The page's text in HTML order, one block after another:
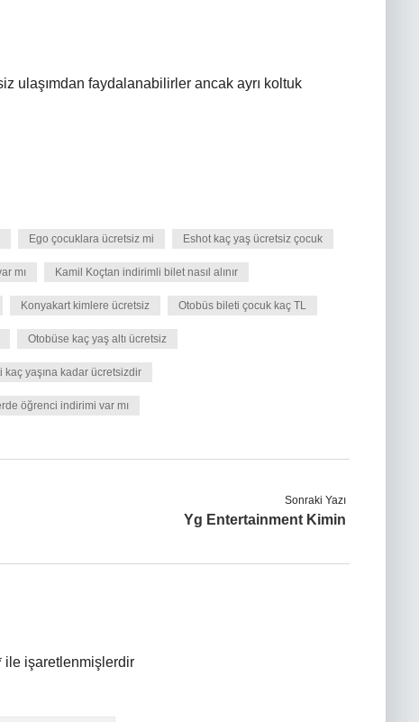
ulaşımdan faydalanabilirler ancak ayrı koltuk
Ego çocuklara ücretsiz mi Eshot kaç yaş ücretsiz çocuk
mı Kamil Koçtan indirimli bilet nasıl alınır
Konyakart kimlere ücretsiz Otobüs bileti çocuk kaç TL
Otobüse kaç yaş altı ücretsiz
kaç yaşına kadar ücretsizdir
öğrenci indirimi var mı
Sonraki Yazı
Yg Entertainment Kimin
ile işaretlenmişlerdir